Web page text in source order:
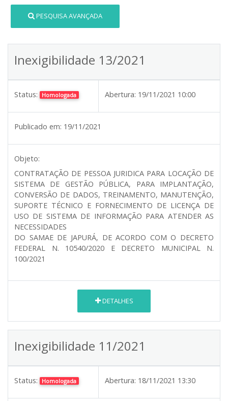
PESQUISA AVANÇADA
Inexigibilidade 13/2021
Status: Homologada Abertura: 19/11/2021 10:00
Publicado em: 19/11/2021
Objeto:
CONTRATAÇÃO DE PESSOA JURIDICA PARA LOCAÇÃO DE
SISTEMA DE GESTÃO PÚBLICA, PARA IMPLANTAÇÃO,
CONVERSÃO DE DADOS, TREINAMENTO, MANUTENÇÃO,
SUPORTE TÉCNICO E FORNECIMENTO DE LICENÇA DE
USO DE SISTEMA DE INFORMAÇÃO PARA ATENDER AS
NECESSIDADES
DO SAMAE DE JAPURÁ, DE ACORDO COM O DECRETO
FEDERAL N. 10540/2020 E DECRETO MUNICIPAL N.
100/2021
DETALHES
Inexigibilidade 11/2021
Status: Homologada Abertura: 18/11/2021 13:30